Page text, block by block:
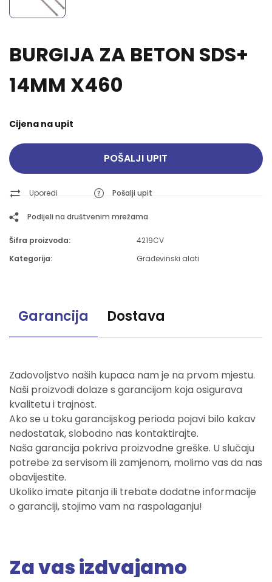
BURGIJA ZA BETON SDS+
14MM X460
Cijena na upit
POŠALJI UPIT
Uporedi Pošalji upit
Podijeli na društvenim mrežama
Šifra proizvoda:
4219CV
Kategorija:
Građevinski alati
Garancija Dostava
Zadovoljstvo naših kupaca nam je na prvom mjestu.
Naši proizvodi dolaze s garancijom koja osigurava
kvalitetu i trajnost.
Ako se u toku garancijskog perioda pojavi bilo kakav
nedostatak, slobodno nas kontaktirajte.
Naša garancija pokriva proizvodne greške. U slučaju
potrebe za servisom ili zamjenom, molimo vas da nas
obavijestite.
Ukoliko imate pitanja ili trebate dodatne informacije
o garanciji, stojimo vam na raspolaganju!
Za vas izdvajamo